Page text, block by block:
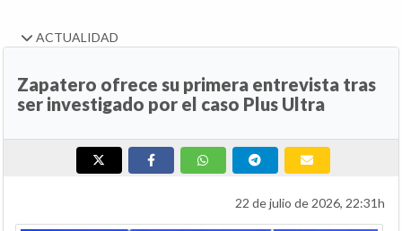
ACTUALIDAD
Zapatero ofrece su primera entrevista tras
ser investigado por el caso Plus Ultra
22 de julio de 2026, 22:31h